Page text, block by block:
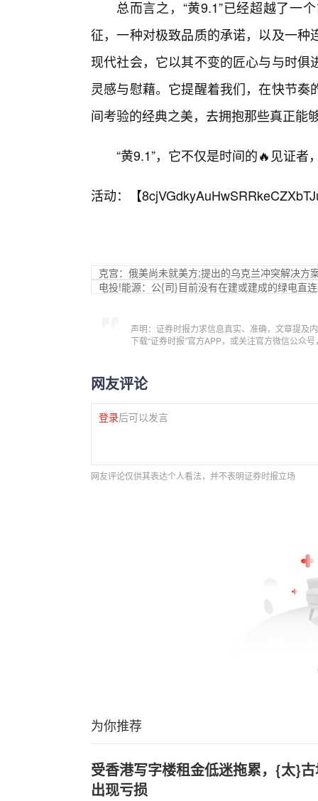
总而言之，“黄9.1”已经超越了一
征，一种对极致品质的承诺，以及一
现代社会，它以其不变的匠心与与时
灵感与慰藉。它提醒着我们，在快节
间考验的经典之美，去拥抱那些真正能
“黄9.1”，它不仅是时间的🔥见证
活动：【
克宫：俄美尚未就美方;提出的乌克兰冲突解决方
电投!能源：公{司}目前没有在建或建成的绿电直
声明：证券时报力求信息真实、准确，文章提及
下载“证券时报”官方APP，或关注官方微信公众
网友评论
登录后可以发言
网友评论仅供其表达个人看法，并不表明证券时报立场
为你推荐
受香港写字楼租金低迷拖累，{太}
出现亏损